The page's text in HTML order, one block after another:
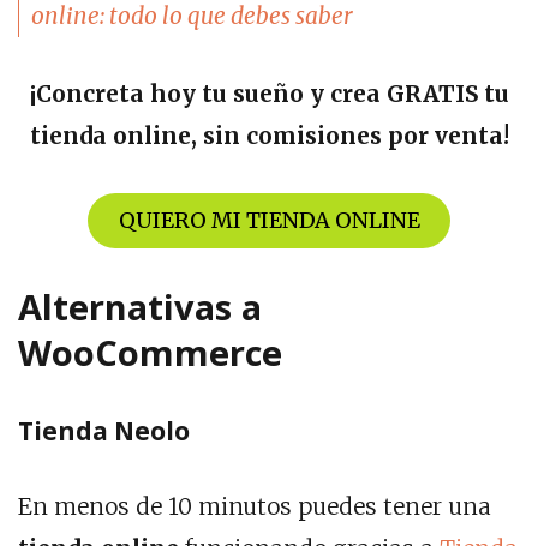
online: todo lo que debes saber
¡Concreta hoy tu sueño y crea GRATIS tu
tienda online, sin comisiones por venta!
QUIERO MI TIENDA ONLINE
Alternativas a
WooCommerce
Tienda Neolo
En menos de 10 minutos puedes tener una